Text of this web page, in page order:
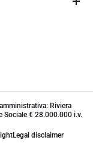
Riviera
Sociale € 28.000.000 i.v.
Legal disclaimer